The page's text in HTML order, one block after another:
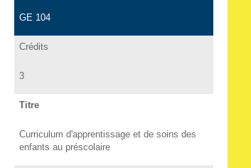
GE 104
Crédits
3
Titre
Curriculum d'apprentissage et de soins des
enfants au préscolaire